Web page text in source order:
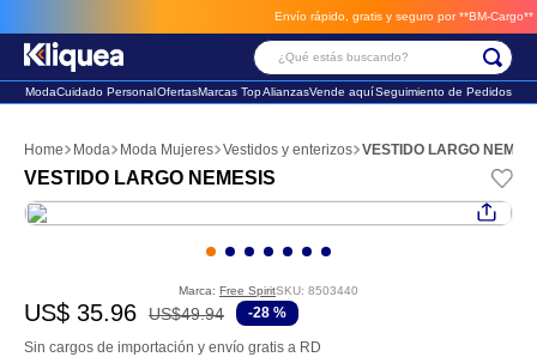
Envío rápido, gratis y seguro por **BM-Cargo**
¿Qué estás buscando?
ModaCuidado PersonalOfertasMarcas TopAlianzasVende aquíSeguimiento de Pedidos
Moda Moda Mujeres Vestidos y enterizos VESTIDO LARGO
VESTIDO LARGO NEMESIS
Marca: Free SpiritSKU: 8503440
US$ 35.96 US$49.94 -28 %
Sin cargos de importación y envío gratis a RD
2. sandalia